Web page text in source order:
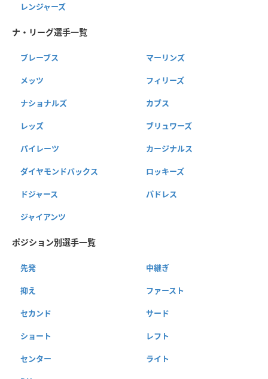
レンジャーズ
ナ・リーグ選手一覧
ブレーブス マーリンズ
メッツ フィリーズ
ナショナルズ カブス
レッズ ブリュワーズ
パイレーツ カージナルス
ダイヤモンドバックス ロッキーズ
ドジャース パドレス
ジャイアンツ
ポジション別選手一覧
先発 中継ぎ
抑え ファースト
セカンド サード
ショート レフト
センター ライト